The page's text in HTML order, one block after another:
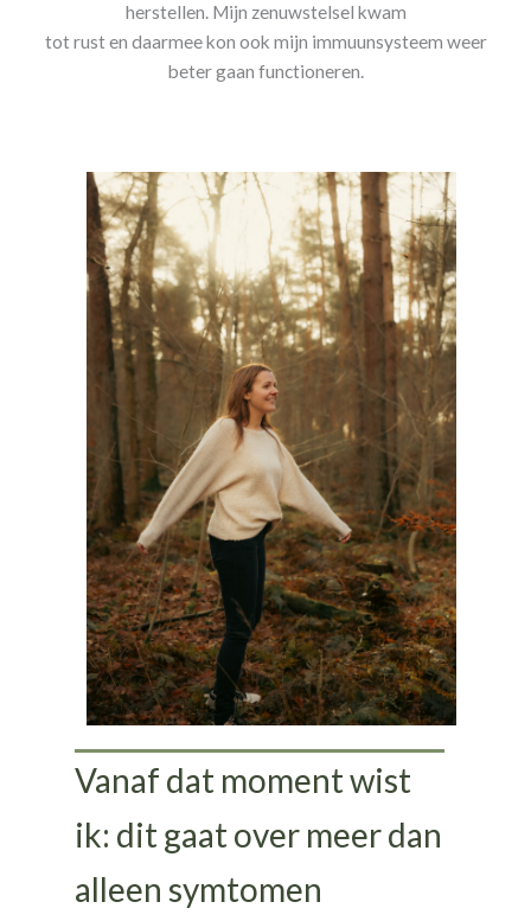
herstellen. Mijn zenuwstelsel kwam
tot rust en daarmee kon ook mijn immuunsysteem weer
beter gaan functioneren.
Vanaf dat moment wist
ik: dit gaat over meer dan
alleen symtomen